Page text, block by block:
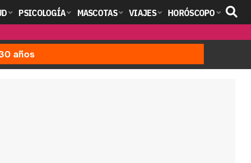
PSICOLOGÍA MASCOTAS VIAJES HORÓSCOPO
años